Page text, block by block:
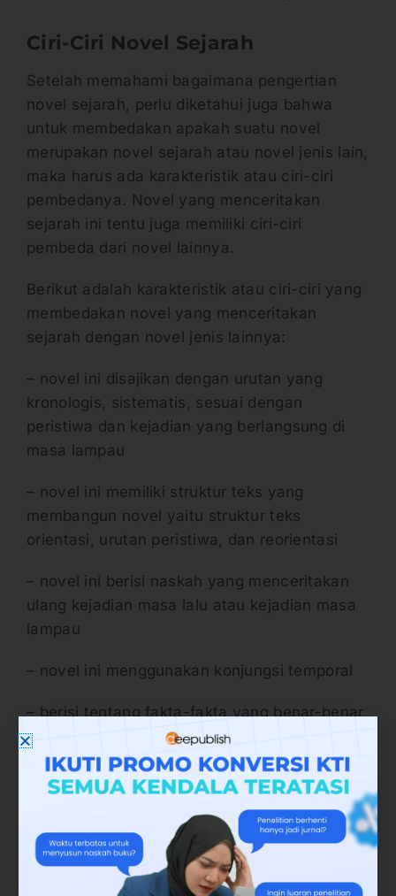
Ciri-Ciri Novel Sejarah
Setelah memahami bagaimana pengertian
novel sejarah, perlu diketahui juga bahwa
untuk membedakan apakah suatu novel
merupakan novel sejarah atau novel jenis lain,
maka harus ada karakteristik atau ciri-ciri
pembedanya. Novel yang menceritakan
sejarah ini tentu juga memiliki ciri-ciri
pembeda dari novel lainnya.
Berikut adalah karakteristik atau ciri-ciri yang
membedakan novel yang menceritakan
sejarah dengan novel jenis lainnya:
– novel ini disajikan dengan urutan yang
kronologis, sistematis, sesuai dengan
peristiwa dan kejadian yang berlangsung di
masa lampau
– novel ini memiliki struktur teks yang
membangun novel yaitu struktur teks
orientasi, urutan peristiwa, dan reorientasi
– novel ini berisi naskah yang menceritakan
ulang kejadian masa lalu atau kejadian masa
lampau
– novel ini menggunakan konjungsi temporal
– berisi tentang fakta-fakta yang benar-benar
terjadi di masa lalu
Struktur Novel Sejarah
Sama halnya seperti novel lain, novel dengan
latar belakang sejarah ini juga memiliki
struktur yang membangun. Struktur novel